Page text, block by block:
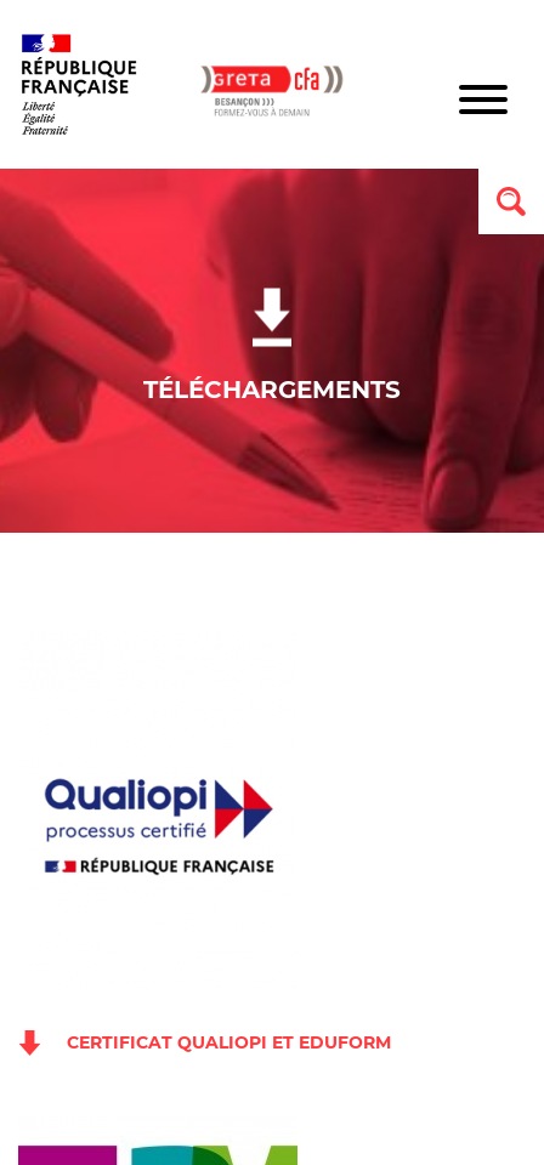
TÉLÉCHARGEMENTS
CERTIFICAT QUALIOPI ET EDUFORM